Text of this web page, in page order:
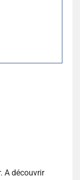
A découvrir